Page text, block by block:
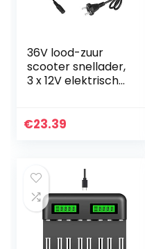
36V lood-zuur
scooter snellader,
3 x 12V elektrische
Black Power
€23.39